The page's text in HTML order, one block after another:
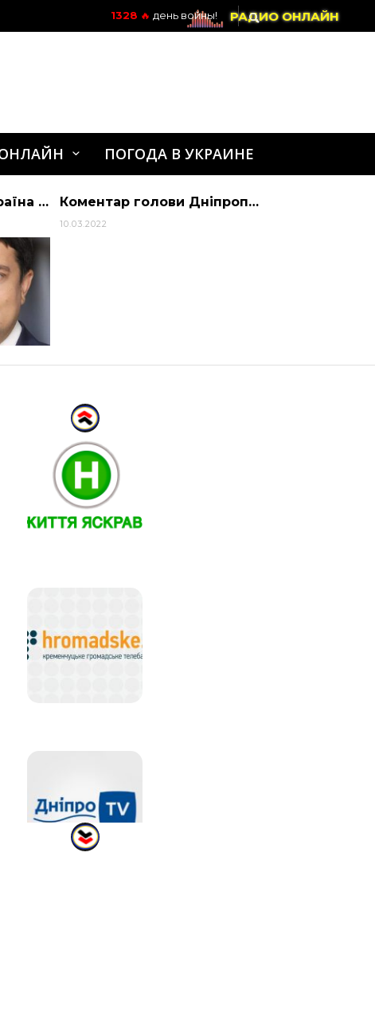
РАДИО ОНЛАЙН
1328 🔥день войны!
ПОГОДА В УКРАИНЕ
В ефірі програми “Україна з Тигран Мартиросян” о 21:00 говоритимемо про бороть… Коментар голови Дніпропетровської обласної ради, заступника керівника Ради оборони Дніпропетровської області Миколи Лукашука стосовно ситуації в області станом на 9:30 |
10.03.2022